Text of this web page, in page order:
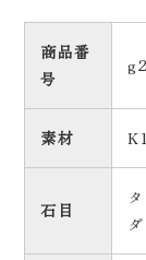
商品番
号
素材
石目